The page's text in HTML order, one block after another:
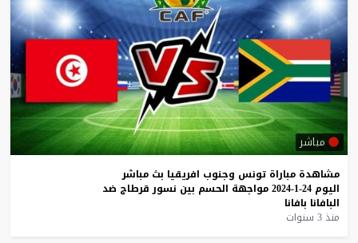
مباشر
مشاهدة مباراة تونس وجنوب افريقيا بث مباشر
اليوم 24-1-2024 مواجهة الحسم بين نسور قرطاج ضد
البافانا بافانا
منذ 3 سنوات